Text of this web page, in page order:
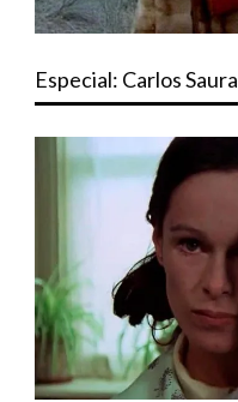
Especial: Carlos Saura